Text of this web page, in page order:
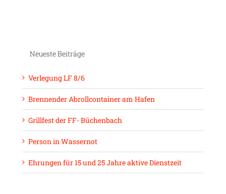
Neueste Beiträge
Verlegung LF 8/6
Brennender Abrollcontainer am Hafen
Grillfest der FF- Büchenbach
Person in Wassernot
Ehrungen für 15 und 25 Jahre aktive Dienstzeit